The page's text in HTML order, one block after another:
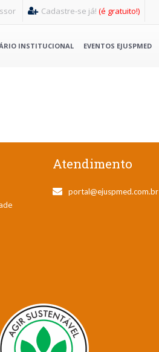
Cadastre-se já! (é gratuito!)
INSTITUCIONAL EVENTOS EJUSPMED
Atendimento
portal@ejuspmed.com.br